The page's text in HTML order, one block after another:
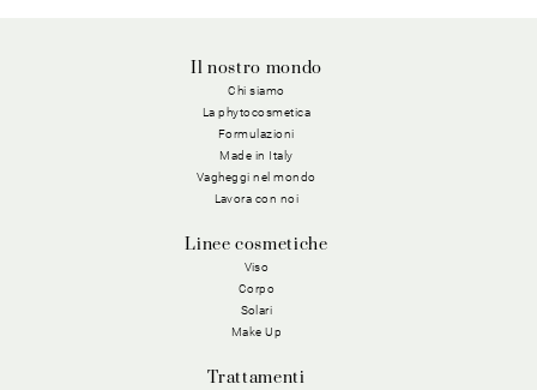
Il nostro mondo
Chi siamo
La phytocosmetica
Formulazioni
Made in Italy
Vagheggi nel mondo
Lavora con noi
Linee cosmetiche
Viso
Corpo
Solari
Make Up
Trattamenti